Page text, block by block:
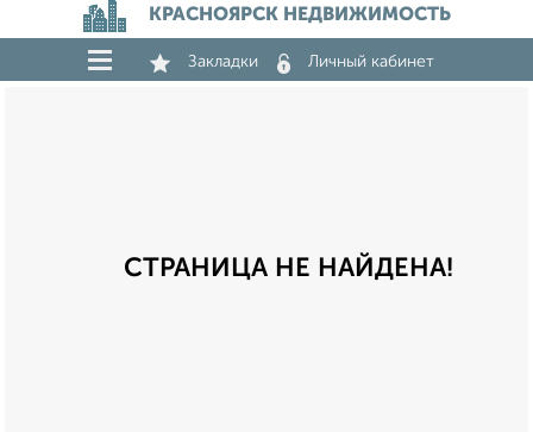
КРАСНОЯРСК НЕДВИЖИМОСТЬ
Закладки Личный кабинет
СТРАНИЦА НЕ НАЙДЕНА!